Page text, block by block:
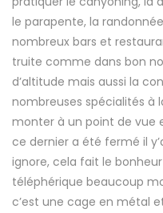
le parapente, la
nombreux bars et
truite comme dans bon
d’altitude mais aussi la
nombreuses spécialités à
monter à un point de vue
ce dernier a été fermé il
ignore, cela fait le
téléphérique beaucoup
c’est une cage en métal